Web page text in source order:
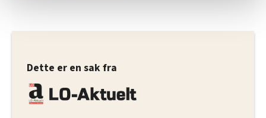
nettstedet med LO Medias egne samarbeidspartnere
Dette er en sak fra